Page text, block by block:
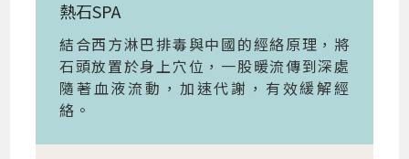
熱石SPA
結合西方淋巴排毒與中國的經絡原理，將
石頭放置於身上穴位，一股暖流傳到深處
隨著血液流動，加速代謝，有效緩解經
絡。